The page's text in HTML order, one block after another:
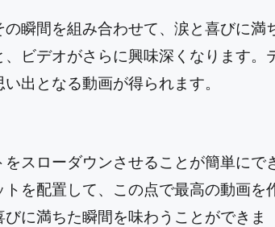
瞬間を組み合わせて、涙と喜びに満
ビデオがさらに興味深くなります。
出となる動画が得られます。
スローダウンさせることが簡単にで
を配置して、この点で最高の動画を
に満ちた瞬間を味わうことができま